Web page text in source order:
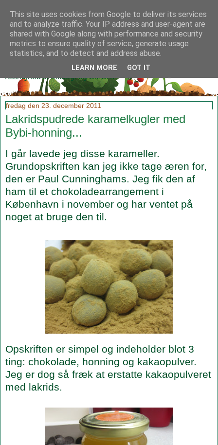
Klidmoster.dk
Kærlighed til økologi og SMØR!
fredag den 23. december 2011
Lakridspudrede karamelkugler med
Bybi-honning...
I går lavede jeg disse karameller.
Grundopskriften kan jeg ikke tage æren for,
den er Paul Cunninghams. Jeg fik den af
ham til et chokoladearrangement i
København i november og har ventet på
noget at bruge den til.
Opskriften er simpel og indeholder blot 3
ting: chokolade, honning og kakaopulver.
Jeg er dog så fræk at erstatte kakaopulveret
med lakrids.
This site uses cookies from Google to deliver its services
and to analyze traffic. Your IP address and user-agent are
shared with Google along with performance and security
metrics to ensure quality of service, generate usage
statistics, and to detect and address abuse.
LEARN MORE GOT IT